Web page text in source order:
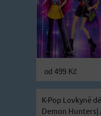
od 499 Kč
K-Pop Lovkyně
Demon Hunters|